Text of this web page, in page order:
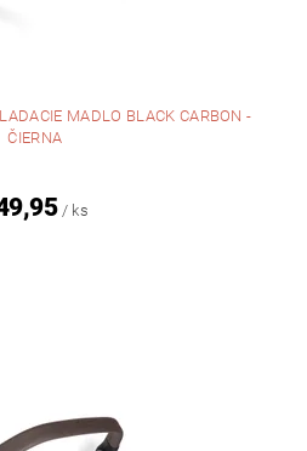
MADLO BLACK CARBON -
ČIERNA
/ ks